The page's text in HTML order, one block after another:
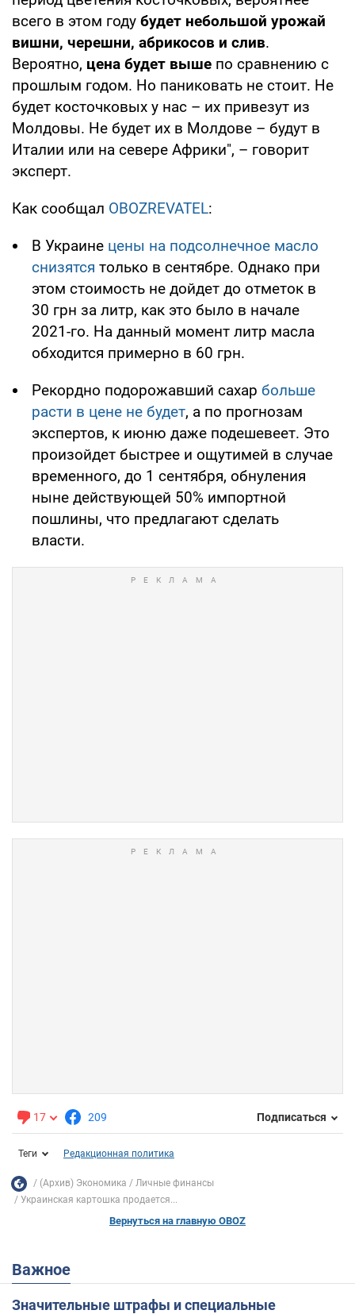
всего в этом году будет небольшой урожай
вишни, черешни, абрикосов и слив.
Вероятно, цена будет выше по сравнению с
прошлым годом. Но паниковать не стоит. Не
будет косточковых у нас – их привезут из
Молдовы. Не будет их в Молдове – будут в
Италии или на севере Африки", – говорит
эксперт.
Как сообщал OBOZREVATEL:
В Украине цены на подсолнечное масло
снизятся только в сентябре. Однако при
этом стоимость не дойдет до отметок в
30 грн за литр, как это было в начале
2021-го. На данный момент литр масла
обходится примерно в 60 грн.
Рекордно подорожавший сахар больше
расти в цене не будет, а по прогнозам
экспертов, к июню даже подешевеет. Это
произойдет быстрее и ощутимей в случае
временного, до 1 сентября, обнуления
ныне действующей 50% импортной
пошлины, что предлагают сделать
власти.
17 209 Подписаться
Теги Редакционная политика
(Архив) Экономика
Личные финансы
Украинская картошка продается...
Вернуться на главную OBOZ
Важное
Значительные штрафы и специальные